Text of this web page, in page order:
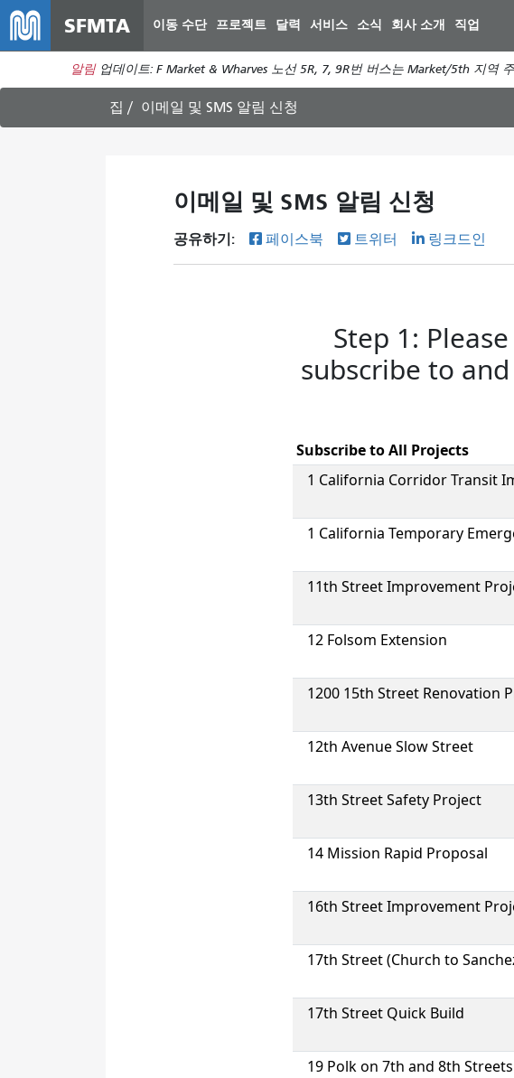
SFMTA 이동 수단 프로젝트 달력 서비스 소식 회사 소개 직업
알림 업데이트: F Market & Wharves 노선 5R, 7, 9R번 버스는 Market/5th 지역
집 이메일 및 SMS 알림 신청
이메일 및 SMS 알림 신청
공유하기: 페이스북 트위터 링크드인